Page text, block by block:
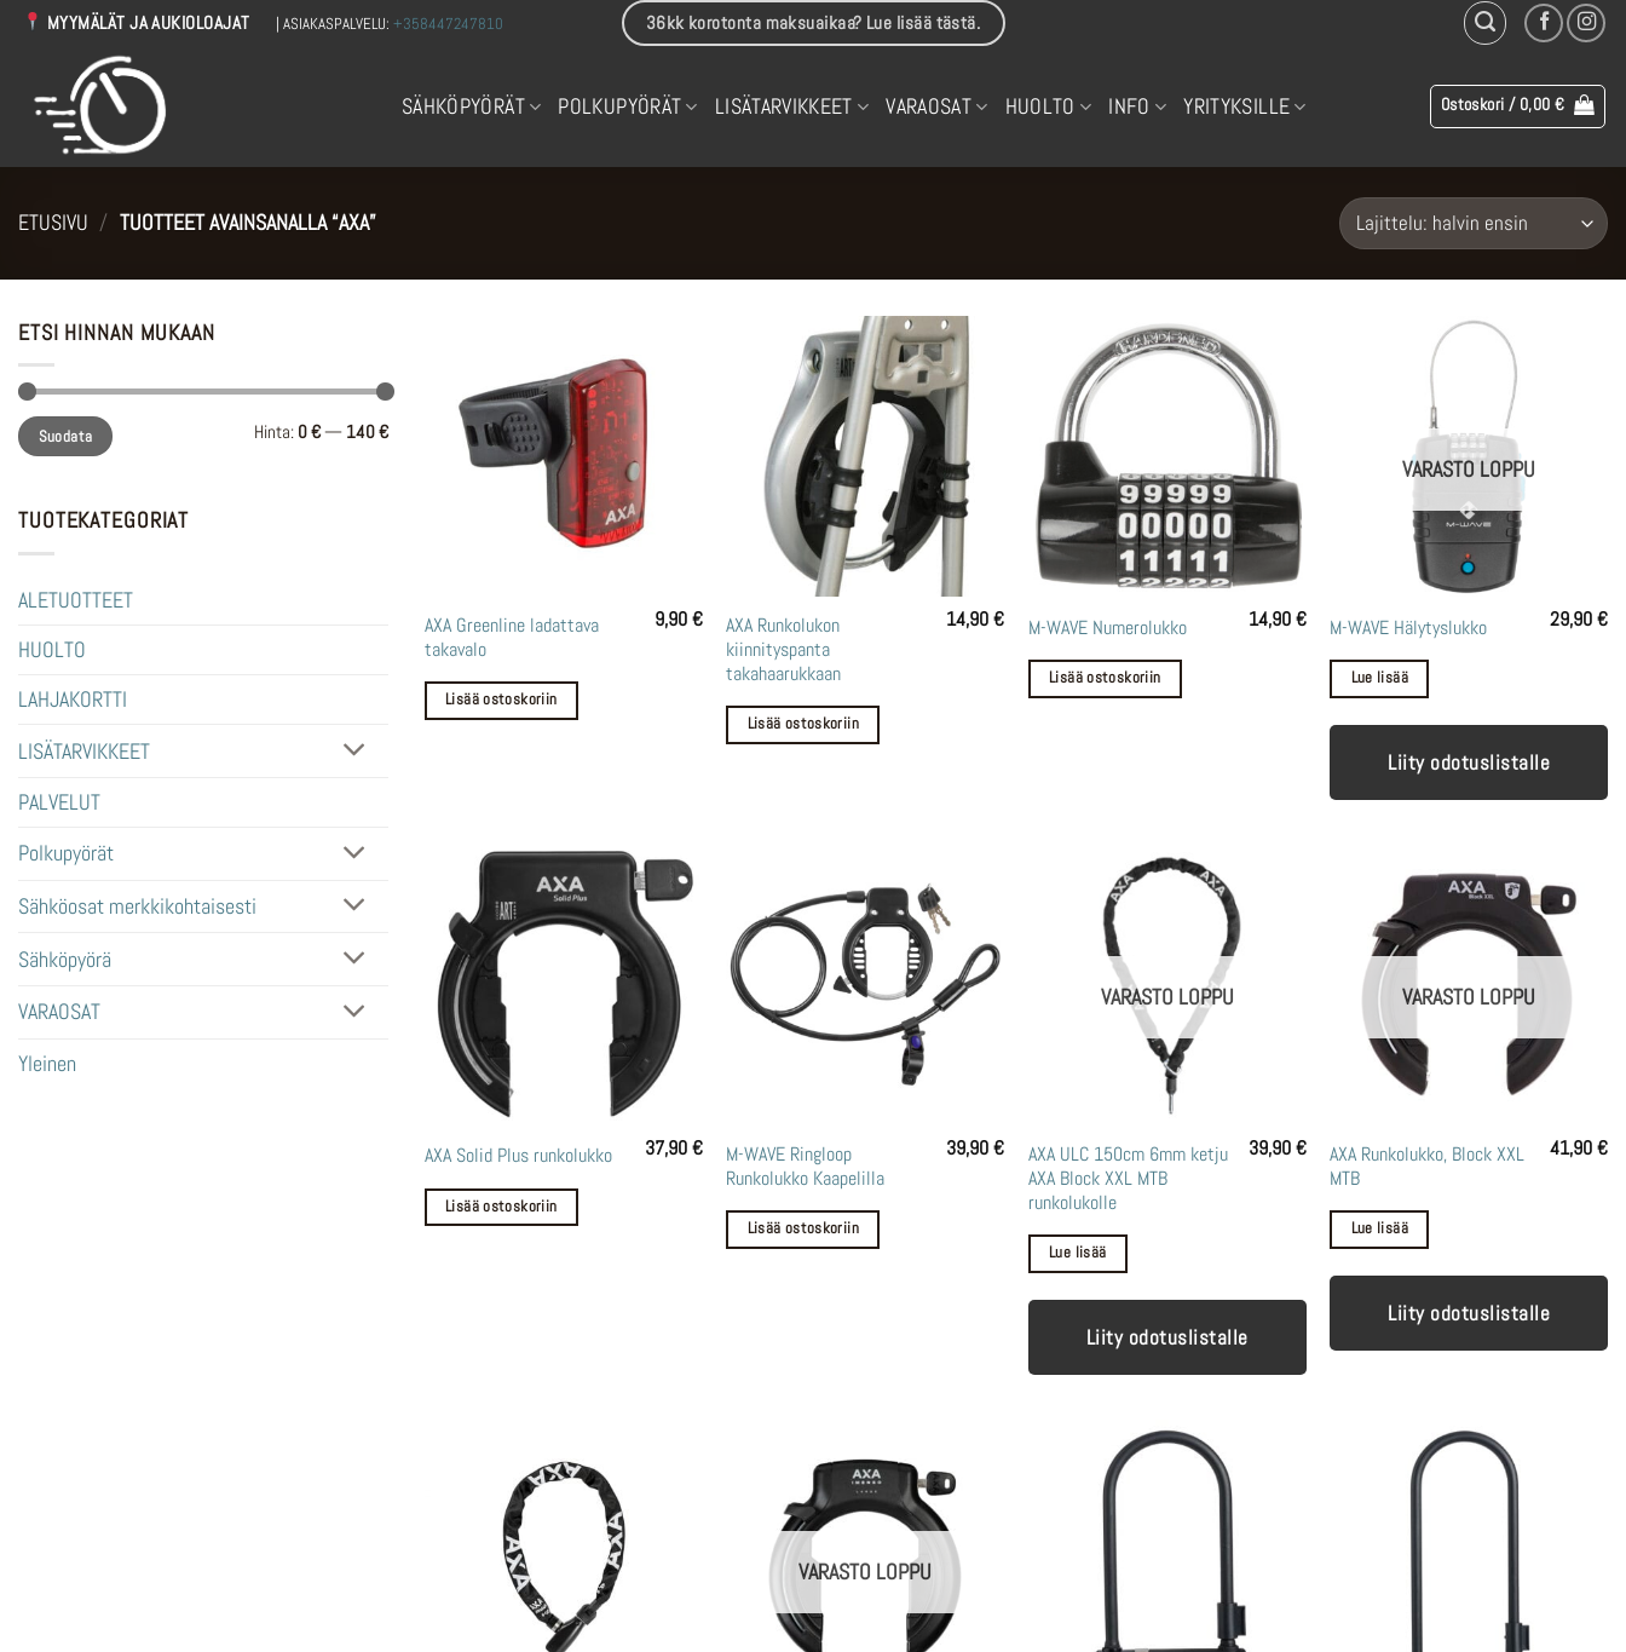
Skip
MYYMÄLÄT JA AUKIOLOAJAT | ASIAKASPALVELU:+358447247810 36kk korotonta maksuaikaa? Lue lisää tästä.
SÄHKÖPYÖRÄT POLKUPYÖRÄT LISÄTARVIKKEET VARAOSAT HUOLTO INFO YRITYKSILLE Ostoskori / 0,00 €
ETUSIVU / TUOTTEET AVAINSANALLA “AXA”
ETSI HINNAN MUKAAN
Minimihinta
Maksimihinta
Suodata Hinta: 0 €— 140 €
TUOTEKATEGORIAT
ALETUOTTEET
HUOLTO
LAHJAKORTTI
LISÄTARVIKKEET
PALVELUT
Polkupyörät
Sähköosat merkkikohtaisesti
Sähköpyörä
VARAOSAT
Yleinen
AXA Greenline ladattava
takavalo
9,90€
Lisää ostoskoriin
AXA Runkolukon
kiinnityspanta
takahaarukkaan
14,90€
Lisää ostoskoriin
M-WAVE Numerolukko 14,90€
Lisää ostoskoriin
VARASTO LOPPU
M-WAVE Hälytyslukko 29,90€
Lue lisää
Liity odotuslistalle
AXA Solid Plus runkolukko 37,90€
Lisää ostoskoriin
M-WAVE Ringloop
Runkolukko Kaapelilla
39,90€
Lisää ostoskoriin
VARASTO LOPPU
AXA ULC 150cm 6mm ketju
AXA Block XXL MTB
runkolukolle
39,90€
Lue lisää
Liity odotuslistalle
VARASTO LOPPU
AXA Runkolukko, Block XXL
MTB
41,90€
Lue lisää
Liity odotuslistalle
VARASTO LOPPU